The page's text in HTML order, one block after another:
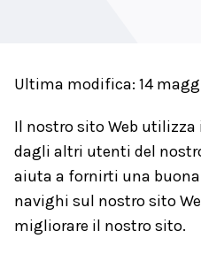
Ultima modifica: 14
Il nostro sito Web
dagli altri utenti del
aiuta a fornirti una
navighi sul nostro sito
migliorare il nostro sito.